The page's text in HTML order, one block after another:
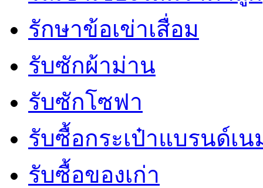
รักษาข้อเข่าเสื่อม
รับซักผ้าม่าน
รับซักโซฟา
รับซื้อกระเป๋าแบรนด์เน
รับซื้อของเก่า